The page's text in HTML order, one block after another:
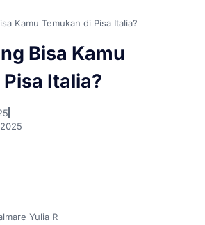
Kamu Temukan di Pisa Italia?
Bisa Kamu
Italia?
Yulia R